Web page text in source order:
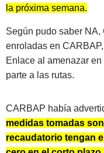
la próxima semana.
Según pudo saber
enroladas en
Enlace al amenazar
parte a las rutas.
CARBAP había
medidas tomadas
recaudatorio tengan